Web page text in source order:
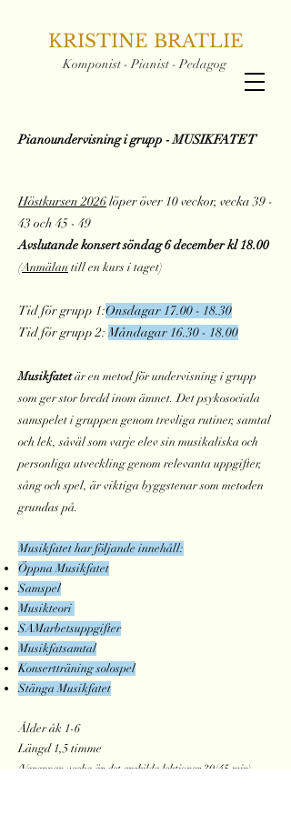
KRISTINE BRATLIE
Komponist - Pianist - Pedagog
Pianoundervisning i grupp - MUSIKFATET
Höstkursen 2026löper över 10 veckor, vecka 39 -
43 och 45 - 49
Avslutande konsert söndag 6 december kl 18.00
(Anmälan till en kurs i taget)
Tid för grupp 1:Onsdagar 17.00 - 18.30
Tid för grupp 2:Måndagar 16.30 - 18.00
Musikfatetär en metod för undervisning i grupp
som ger stor bredd inom ämnet. Det psykosociala
samspelet i gruppen genom trevliga rutiner, samtal
och lek, såväl som varje elev sin musikaliska och
personliga utveckling genom relevanta uppgifter,
sång och spel, är viktiga byggstenar som metoden
grundas på.
Musikfatet har följande innehåll:
Öppna Musikfatet
Samspel
Musikteori
SAMarbetsuppgifter
Musikfatsamtal
Konsertträning solospel
Stänga Musikfatet
Ålder åk 1-6
Längd 1,5 timme
(Varannan vecka är det enskilda lektioner 30/45 min)